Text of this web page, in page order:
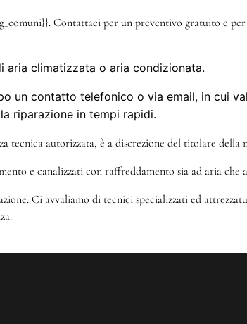
Contattaci per un preventivo gratuito e
aria climatizzata o aria condizionata.
un contatto telefonico o via email, in cui
riparazione in tempi rapidi.
tecnica autorizzata, è a discrezione del titolare della
e canalizzati con raffreddamento sia ad aria che
Ci avvaliamo di tecnici specializzati ed